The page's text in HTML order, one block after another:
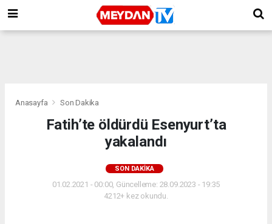
Anasayfa Son Dakika
Fatih’te öldürdü Esenyurt’ta
yakalandı
SON DAKIKA
01.02.2021 - 00:00, Güncelleme: 28.09.2023 - 19:35
4212+ kez okundu.